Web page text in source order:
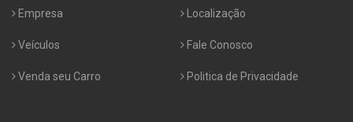
Empresa
Veículos
Venda seu Carro
Localização
Fale Conosco
Politica de Privacidade